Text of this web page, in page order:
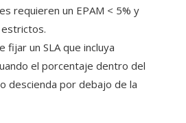
requieren un EPAM < 5% y
fijar un SLA que incluya
el porcentaje dentro del
descienda por debajo de la